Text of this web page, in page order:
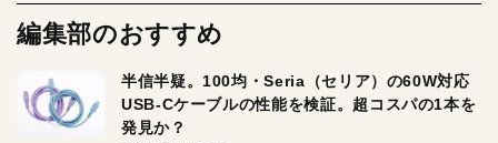
編集部のおすすめ
半信半疑。100均・Seria（セリア）の60W対応
USB-Cケーブルの性能を検証。超コスパの1本を
発見か？